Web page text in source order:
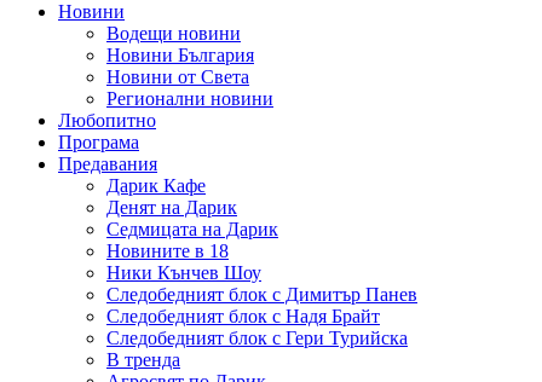
Новини
Водещи новини
Новини България
Новини от Света
Регионални новини
Любопитно
Програма
Предавания
Дарик Кафе
Денят на Дарик
Седмицата на Дарик
Новините в 18
Ники Кънчев Шоу
Следобедният блок с Димитър Панев
Следобедният блок с Надя Брайт
Следобедният блок с Гери Турийска
В тренда